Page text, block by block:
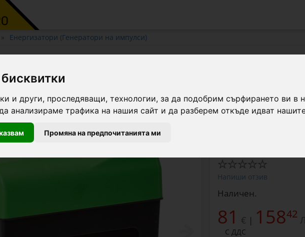
и други, проследяващи, технологии, за да подобрим сърфирането ви в
анализираме трафика на нашия сайт и да разберем откъде идват
Промяна на предпочитанията ми
Енергизатори (Генератори на импулси)
Енергизатор за
0,25 джаула.
Напиши отзив
Наличен.
81 € | 15842
С ДДС